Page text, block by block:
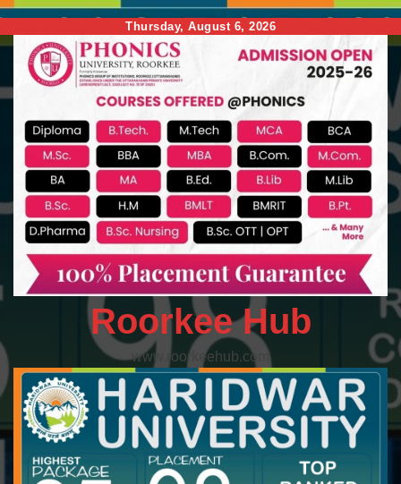
to
content
Thursday, August 6, 2026
Roorkee Hub
www.roorkeehub.com